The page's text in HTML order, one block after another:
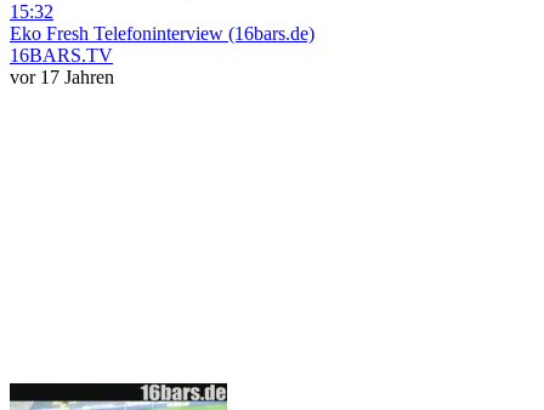
15:32
Eko Fresh Telefoninterview (16bars.de)
16BARS.TV
vor 17 Jahren